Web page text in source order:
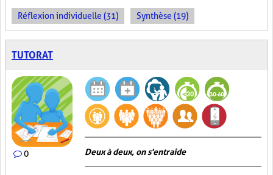
Réflexion individuelle (31) Synthèse (19)
TUTORAT
0 Deux à deux, on s'entraide